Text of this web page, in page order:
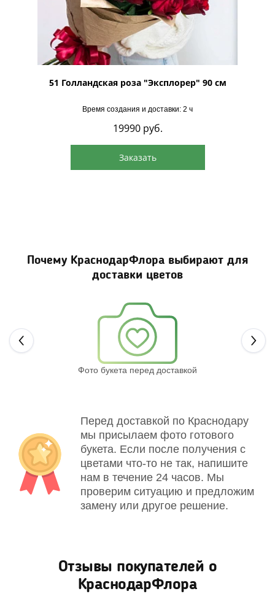
51 Голландская роза "Эксплорер" 90 см
Время создания и доставки: 2 ч
19990 руб.
Заказать
Почему КраснодарФлора выбирают для
доставки цветов
Фото букета перед доставкой
Перед доставкой по Краснодару
мы присылаем фото готового
букета. Если после получения с
цветами что-то не так, напишите
нам в течение 24 часов. Мы
проверим ситуацию и предложим
замену или другое решение.
Отзывы покупателей о
КраснодарФлора